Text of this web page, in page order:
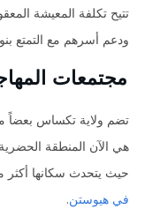
تتيح تكلفة المعيشة
ودعم أسرهم مع التمتع
مجتمعات
تضم ولاية تكساس بعضاً
هي الآن المنطقة الحضرية
حيث يتحدث سكانها أكثر
في هيوستن.